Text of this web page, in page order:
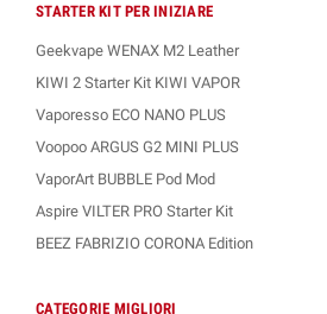
STARTER KIT PER INIZIARE
Geekvape WENAX M2 Leather
KIWI 2 Starter Kit KIWI VAPOR
Vaporesso ECO NANO PLUS
Voopoo ARGUS G2 MINI PLUS
VaporArt BUBBLE Pod Mod
Aspire VILTER PRO Starter Kit
BEEZ FABRIZIO CORONA Edition
CATEGORIE MIGLIORI